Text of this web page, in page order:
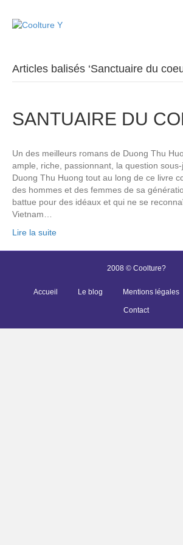
Articles balisés ‘Sanctuaire du
SANTUAIRE DU
Un des meilleurs romans de Duong Thu
ample, riche, passionnant, la question
Duong Thu Huong tout au long de ce livre
des hommes et des femmes de sa
battue pour des idéaux et qui ne se
Vietnam…
Lire la suite
2008 © Coolture?
Accueil Le blog Mentions légales
Contact